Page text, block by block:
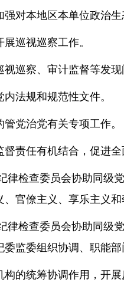
强对本地区本单位政治
展巡视巡察工作。
视巡察、审计监督等发
内法规和规范性文件。
管党治党有关专项工作。
督责任有机结合，促进
律检查委员会协助同级
、官僚主义、享乐主义
律检查委员会协助同级
监委组织协调、职能
构的统筹协调作用，开